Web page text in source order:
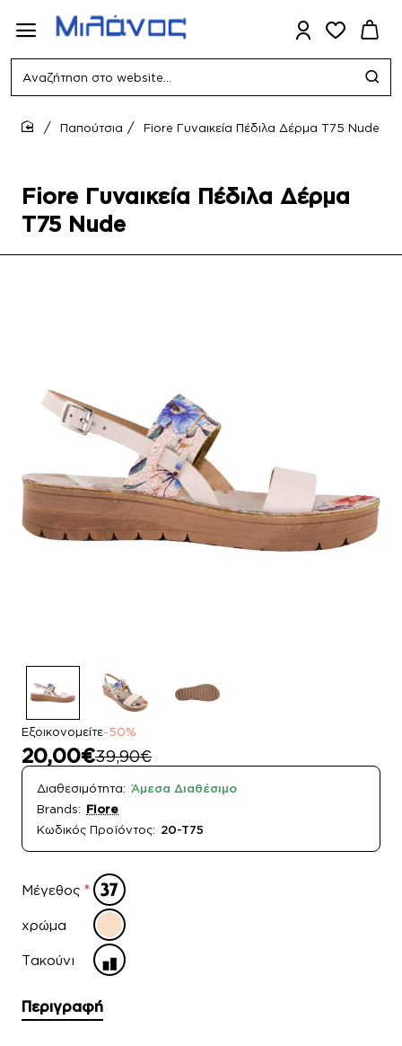
Αναζήτηση
website...
Fiore Γυναικεία Πέδιλα Δέρμα
T75 Nude
Παπούτσια Fiore Γυναικεία Πέδιλα Δέρμα T75 Nude
Εξοικονομείτε-50%
20,00€39,90€
Διαθεσιμότητα: Άμεσα Διαθέσιμο
Brands: Fiore
Κωδικός Προϊόντος: 20-T75
Μέγεθος
χρώμα
Τακούνι
Περιγραφή